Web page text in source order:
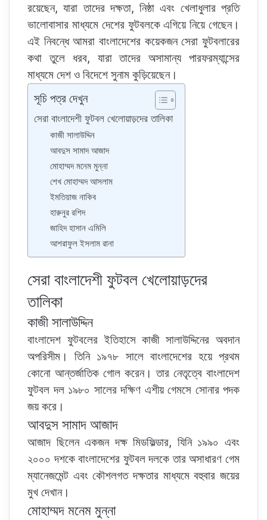
n
i
n
k
e
n
g
e
r
p
e
h
a
e
রয়েছেন, যারা তাদের দক্ষতা, নিষ্ঠা এবং খেলাধুলার প্রতি
ভালোবাসার মাধ্যমে দেশের ফুটবলকে এগিয়ে নিয়ে গেছেন।
এই নিবন্ধে আমরা বাংলাদেশের কয়েকজন সেরা ফুটবলারের
কথা তুলে ধরব, যারা তাদের অসামান্য পারফরম্যান্সের
মাধ্যমে দেশ ও বিদেশে সুনাম কুড়িয়েছেন।
সূচি পত্র দেখুন
সেরা বাংলাদেশী ফুটবল খেলোয়াড়দের তালিকা
কাজী সালাউদ্দিন
আবদুস সামাদ আজাদ
মোহাম্মদ মনেম মুন্না
শেখ মোহাম্মদ আসলাম
ইমতিয়াজ নাকিব
হারুনুর রশিদ
জাহিদ হাসান এমিলি
আশরাফুল ইসলাম রানা
সেরা বাংলাদেশী ফুটবল খেলোয়াড়দের
তালিকা
কাজী সালাউদ্দিন
বাংলাদেশ ফুটবলের ইতিহাসে কাজী সালাউদ্দিনের অবদান
অপরিসীম। তিনি ১৯৭৮ সালে বাংলাদেশের হয়ে প্রথম
কোনো আন্তর্জাতিক গোল করেন। তার নেতৃত্বে বাংলাদেশ
ফুটবল দল ১৯৮০ সালের দক্ষিণ এশীয় গেমসে সোনার পদক
জয় করে।
আবদুস সামাদ আজাদ
আজাদ ছিলেন একজন দক্ষ মিডফিল্ডার, যিনি ১৯৯০ এবং
২০০০ দশকে বাংলাদেশের ফুটবল দলকে তার অসাধারণ গেম
ম্যানেজমেন্ট এবং কৌশলগত দক্ষতার মাধ্যমে বহুবার জয়ের
মুখ দেখান।
মোহাম্মদ মনেম মুন্না